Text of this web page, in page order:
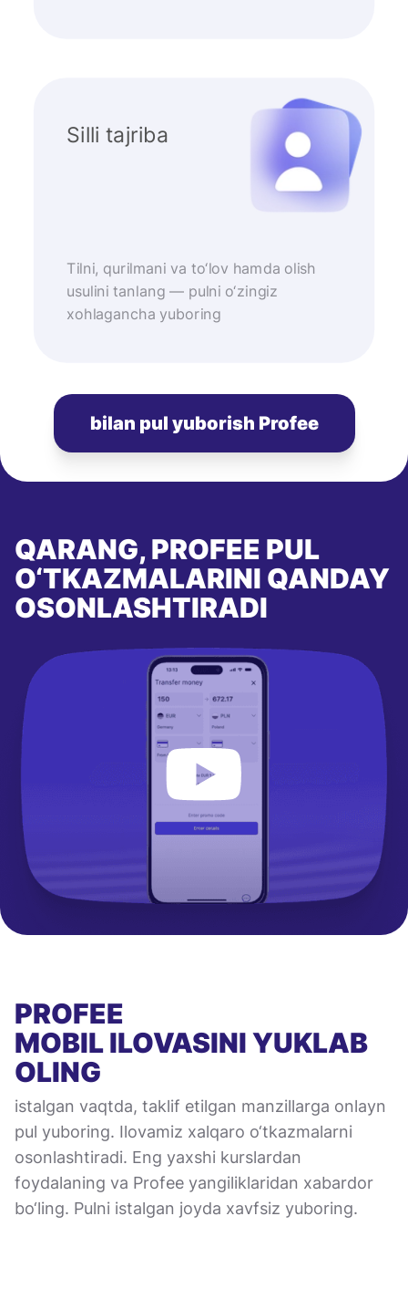
Silli tajriba
Tilni, qurilmani va to‘lov hamda olish
usulini tanlang — pulni o‘zingiz
xohlagancha yuboring
bilan pul yuborish Profee
QARANG, PROFEE PUL
O‘TKAZMALARINI QANDAY
OSONLASHTIRADI
PROFEE
MOBIL ILOVASINIYUKLAB
OLING
istalgan vaqtda, taklif etilgan manzillarga onlayn
pul yuboring. Ilovamiz xalqaro o‘tkazmalarni
osonlashtiradi. Eng yaxshi kurslardan
foydalaning va Profee yangiliklaridan xabardor
bo‘ling. Pulni istalgan joyda xavfsiz yuboring.